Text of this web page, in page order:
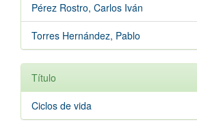
Pérez Rostro, Carlos Iván
Torres Hernández, Pablo
Título
Ciclos de vida